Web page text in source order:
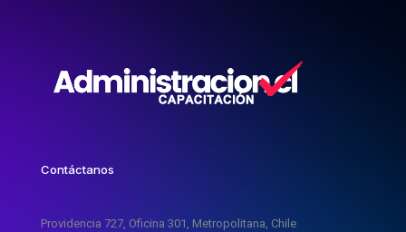
Contáctanos
Providencia 727, Oficina 301, Metropolitana, Chile